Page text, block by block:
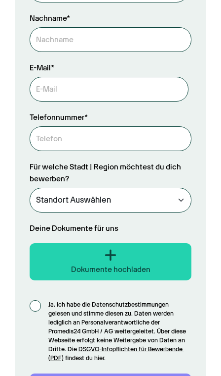
Nachname*
E-Mail*
Telefonnummer*
Für welche Stadt | Region möchtest du dich
bewerben?
Deine Dokumente für uns
Dokumente hochladen
Ja, ich habe die Datenschutzbestimmungen
gelesen und stimme diesen zu. Daten werden
lediglich an Personalverantwortliche der
Promedis24 GmbH / AG weitergeleitet. Über diese
Webseite erfolgt keine Weitergabe von Daten an
Dritte. Die DSGVO-Infopflichten für Bewerbende
(PDF) findest du hier.